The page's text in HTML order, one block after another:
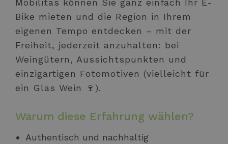
Mobilitas können Sie ganz einfach Ihr E-
Bike mieten und die Region in Ihrem
eigenen Tempo entdecken – mit der
Freiheit, jederzeit anzuhalten: bei
Weingütern, Aussichtspunkten und
einzigartigen Fotomotiven (vielleicht für
ein Glas Wein 🍷).
Warum diese Erfahrung wählen?
Authentisch und nachhaltig